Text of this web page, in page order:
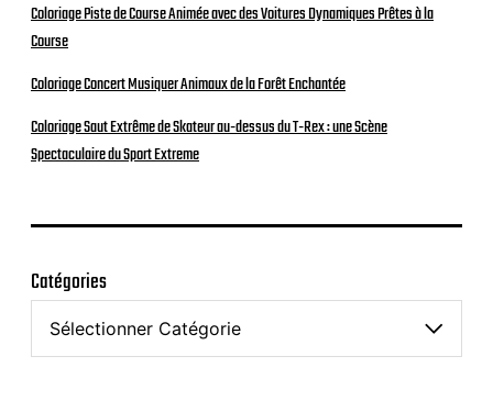
Coloriage Piste de Course Animée avec des Voitures Dynamiques Prêtes à la
Course
Coloriage Concert Musiquer Animaux de la Forêt Enchantée
Coloriage Saut Extrême de Skateur au-dessus du T-Rex : une Scène
Spectaculaire du Sport Extreme
Catégories